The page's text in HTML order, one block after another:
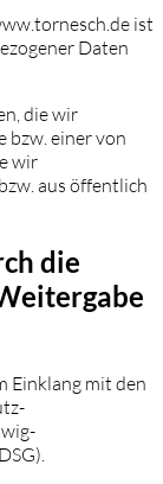
ist
Daten
die wir
bzw. einer von
wir
aus öffentlich
die
Einklang mit den